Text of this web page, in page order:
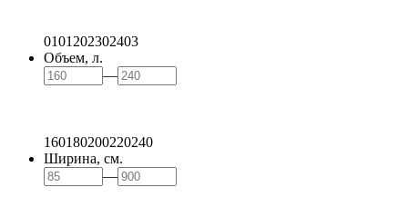
0101 202302403
Объем, л.
—
160180200220240
Ширина, см.
—